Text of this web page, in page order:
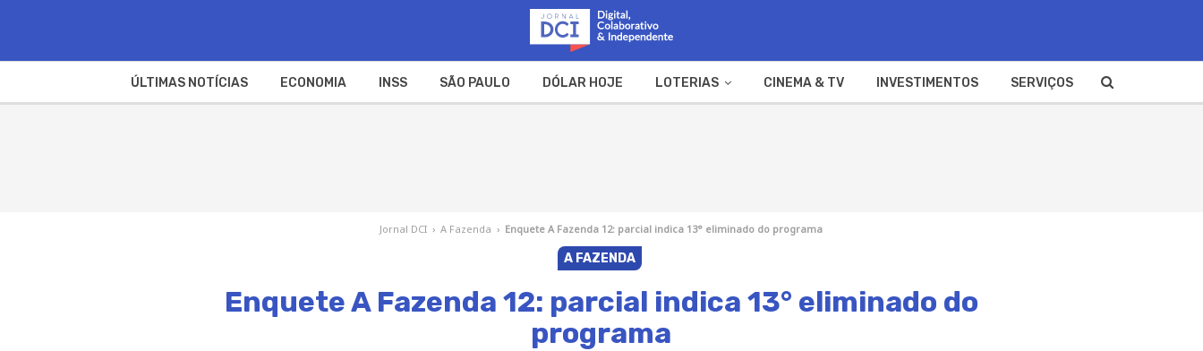
ÚLTIMAS NOTÍCIAS ECONOMIA INSS SÃO PAULO DÓLAR HOJE LOTERIAS CINEMA & TV INVESTIMENTOS SERVIÇOS
Jornal DCI › A Fazenda › Enquete A Fazenda 12: parcial indica 13° eliminado do programa
A FAZENDA
Enquete A Fazenda 12: parcial indica 13° eliminado do
programa